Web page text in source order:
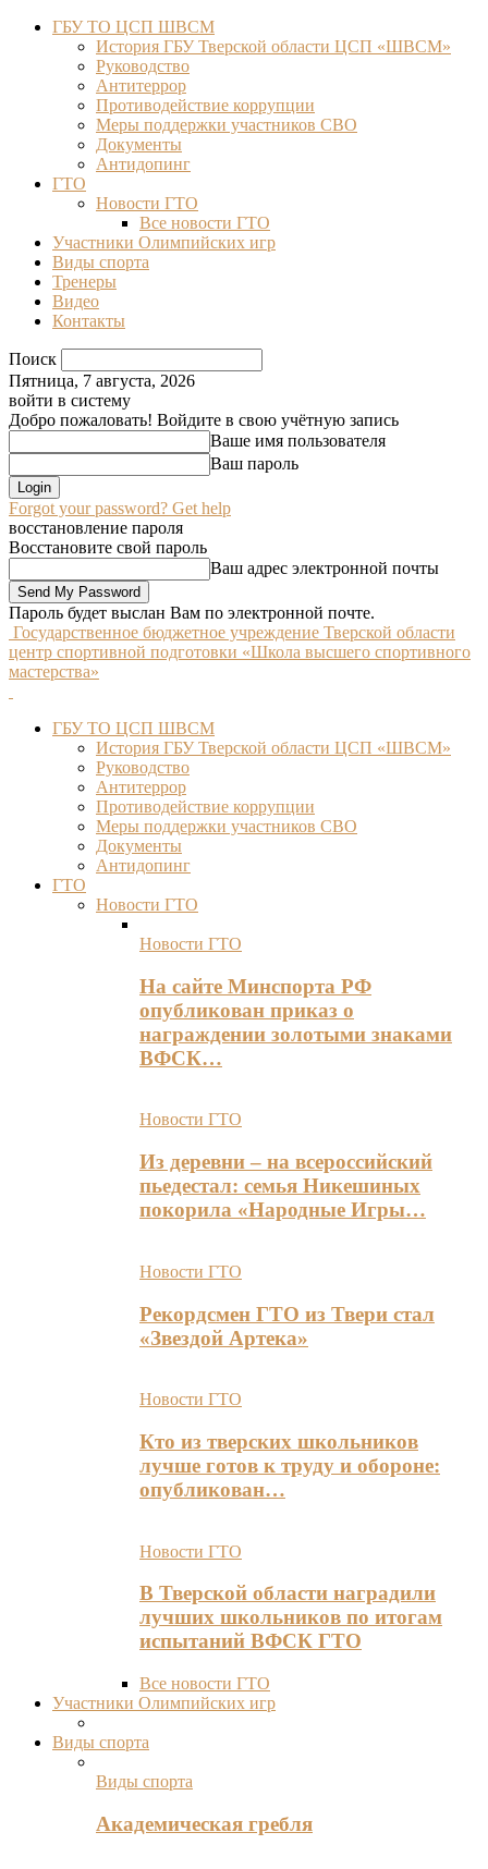
ГБУ ТО ЦСП ШВСМ
История ГБУ Тверской области ЦСП «ШВСМ»
Руководство
Антитеррор
Противодействие коррупции
Меры поддержки участников СВО
Документы
Антидопинг
ГТО
Новости ГТО
Все новости ГТО
Участники Олимпийских игр
Виды спорта
Тренеры
Видео
Контакты
Поиск
Пятница, 7 августа, 2026
войти в систему
Добро пожаловать! Войдите в свою учётную запись
Ваше имя пользователя
Ваш пароль
Forgot your password? Get help
восстановление пароля
Восстановите свой пароль
Ваш адрес электронной почты
Пароль будет выслан Вам по электронной почте.
Государственное бюджетное учреждение Тверской области
центр спортивной подготовки «Школа высшего спортивного
мастерства»
ГБУ ТО ЦСП ШВСМ
История ГБУ Тверской области ЦСП «ШВСМ»
Руководство
Антитеррор
Противодействие коррупции
Меры поддержки участников СВО
Документы
Антидопинг
ГТО
Новости ГТО
Новости ГТО
На сайте Минспорта РФ
опубликован приказ о
награждении золотыми знаками
ВФСК…
Новости ГТО
Из деревни – на всероссийский
пьедестал: семья Никешиных
покорила «Народные Игры…
Новости ГТО
Рекордсмен ГТО из Твери стал
«Звездой Артека»
Новости ГТО
Кто из тверских школьников
лучше готов к труду и обороне:
опубликован…
Новости ГТО
В Тверской области наградили
лучших школьников по итогам
испытаний ВФСК ГТО
Все новости ГТО
Участники Олимпийских игр
Виды спорта
Виды спорта
Академическая гребля